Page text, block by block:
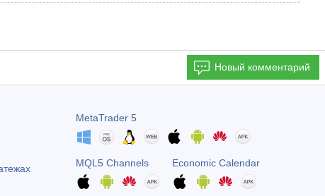
Новый комментарий
MetaTrader 5
MQL5 Channels Economic Calendar